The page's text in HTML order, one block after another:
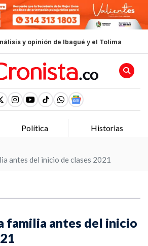
y opinión de Ibagué y el Tolima
Política Historias
antes del inicio de clases 2021
familia antes del inicio